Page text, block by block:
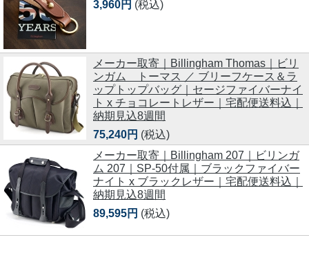
3,960円 (税込)
メーカー取寄｜Billingham Thomas｜ビリ
ンガム トーマス ／ ブリーフケース＆ラ
ップトップバッグ｜セージファイバーナイ
ト x チョコレートレザー｜宅配便送料込｜
納期見込8週間
75,240円 (税込)
メーカー取寄｜Billingham 207｜ビリンガ
ム 207｜SP-50付属｜ブラックファイバー
ナイト x ブラックレザー｜宅配便送料込｜
納期見込8週間
89,595円 (税込)